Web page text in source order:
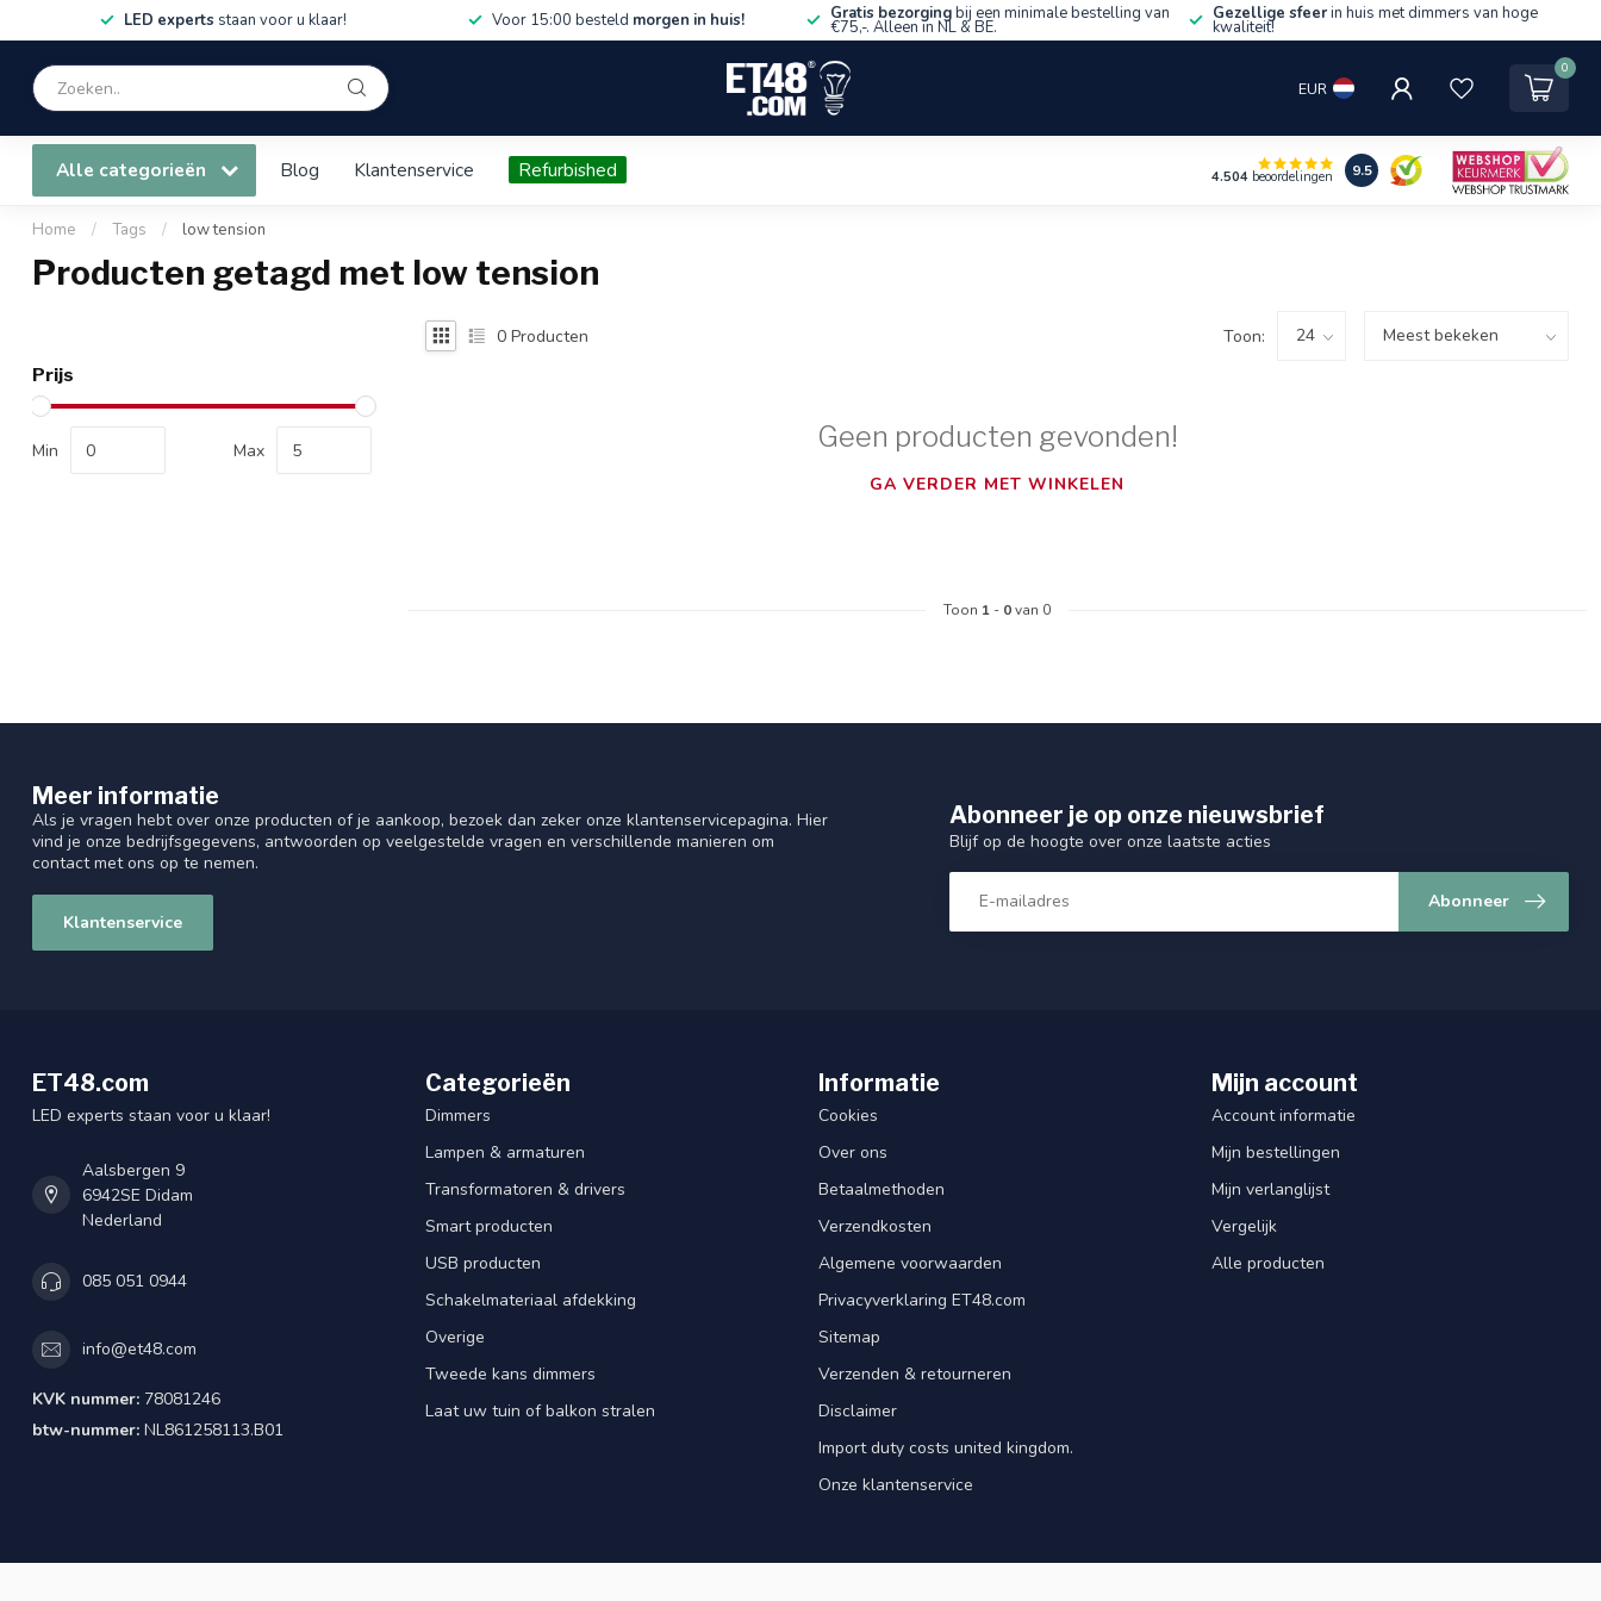
LED experts staan voor u klaar! Voor 15:00 besteld morgen in huis! Gratis bezorgingbij een minimale bestelling van
€75,-. Alleen in NL & BE.
Gezellige sfeerin huis met dimmers van hoge
kwaliteit!
EUR
0
Alle categorieën Blog Klantenservice Refurbished 4.504 beoordelingen 9.5
Home / Tags / low tension
Producten getagd met low tension
Prijs
Min Max
0 Producten Toon:
Geen producten gevonden!
GA VERDER MET WINKELEN
Toon 1 - 0van 0
Meer informatie
Als je vragen hebt over onze producten of je aankoop, bezoek dan zeker onze klantenservicepagina. Hier
vind je onze bedrijfsgegevens, antwoorden op veelgestelde vragen en verschillende manieren om
contact met ons op te nemen.
Klantenservice
Abonneer je op onze nieuwsbrief
Blijf op de hoogte over onze laatste acties
Abonneer
ET48.com
LED experts staan voor u klaar!
Aalsbergen 9
6942SE Didam
Nederland
085 051 0944
info@et48.com
KVK nummer: 78081246
btw-nummer: NL861258113.B01
Categorieën
Dimmers
Lampen & armaturen
Transformatoren & drivers
Smart producten
USB producten
Schakelmateriaal afdekking
Overige
Tweede kans dimmers
Laat uw tuin of balkon stralen
Informatie
Cookies
Over ons
Betaalmethoden
Verzendkosten
Algemene voorwaarden
Privacyverklaring ET48.com
Sitemap
Verzenden & retourneren
Disclaimer
Import duty costs united kingdom.
Onze klantenservice
Mijn account
Account informatie
Mijn bestellingen
Mijn verlanglijst
Vergelijk
Alle producten